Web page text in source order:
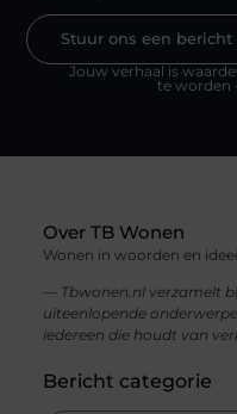
Stuur ons een bericht
Jouw verhaal is
te worden
Over TB Wonen
Wonen in woorden en
— Tbwonen.nl verzamelt
uiteenlopende
iedereen die houdt van
Bericht categorie